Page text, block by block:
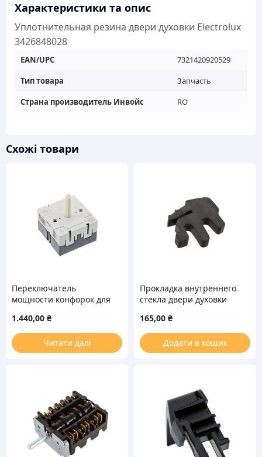
Характеристики та опис
Уплотнительная резина двери духовки Electrolux
3426848028
EAN/UPC
7321420920529
Тип товара
Запчасть
Страна производитель Инвойс
RO
Схожі товари
Переключатель
мощности конфорок для
50.77071.003 Electrolux
3890824034
1.440,00 ₴
Читати далі
Прокладка внутреннего
стекла двери духовки
421160
165,00 ₴
Додати в кошик